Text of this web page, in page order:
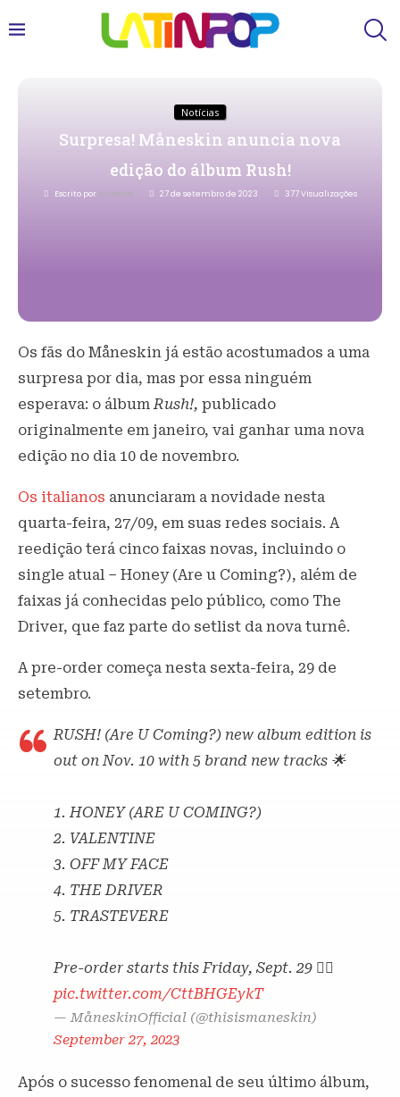
Notícias
Surpresa! Måneskin anuncia nova
edição do álbum Rush!
Escrito por Redacao 27 de setembro de 2023 377Visualizações
Os fãs do Måneskin já estão acostumados a uma
surpresa por dia, mas por essa ninguém
esperava: o álbumRush!, publicado
originalmente em janeiro, vai ganhar uma nova
edição no dia 10 de novembro.
Os italianos anunciaram a novidade nesta
quarta-feira, 27/09, em suas redes sociais. A
reedição terá cinco faixas novas, incluindo o
single atual – Honey (Are u Coming?), além de
faixas já conhecidas pelo público, como The
Driver, que faz parte do setlist da nova turnê.
A pre-order começa nesta sexta-feira, 29 de
setembro.
RUSH! (Are U Coming?) new album edition is
out on Nov. 10 with 5 brand new tracks 🌟
1. HONEY (ARE U COMING?)
2. VALENTINE
3. OFF MY FACE
4. THE DRIVER
5. TRASTEVERE
Pre-order starts this Friday, Sept. 29 ❤️‍🔥
pic.twitter.com/CttBHGEykT
— MåneskinOfficial (@thisismaneskin)
September 27, 2023
Após o sucesso fenomenal de seu último álbum,